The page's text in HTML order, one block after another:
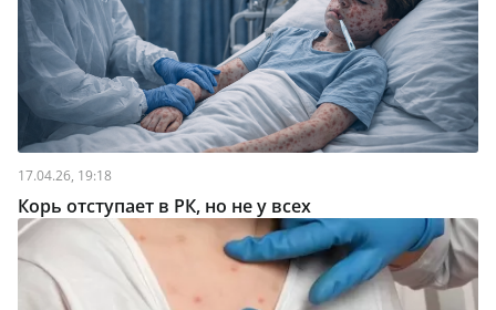
17.04.26, 19:18
Корь отступает в РК, но не у всех